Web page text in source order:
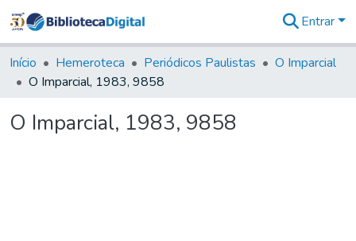
&
Coleções
Tudo na
Digital
Entrar
Início Hemeroteca Periódicos Paulistas
O Imparcial
O Imparcial, 1983, 9858
O Imparcial, 1983, 9858